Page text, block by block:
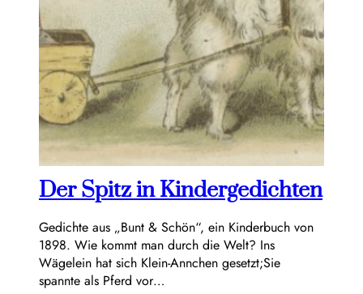
Der Spitz in Kindergedichten
Gedichte aus „Bunt & Schön“, ein Kinderbuch von
1898. Wie kommt man durch die Welt? Ins
Wägelein hat sich Klein-Annchen gesetzt;Sie
spannte als Pferd vor…